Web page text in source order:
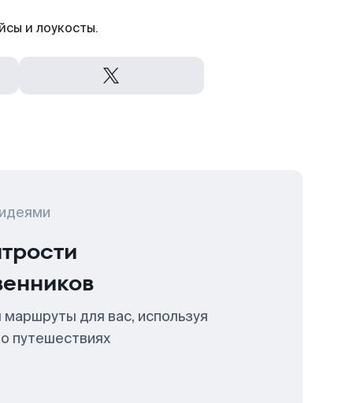
и лоукосты.
для вас, используя
путешествиях